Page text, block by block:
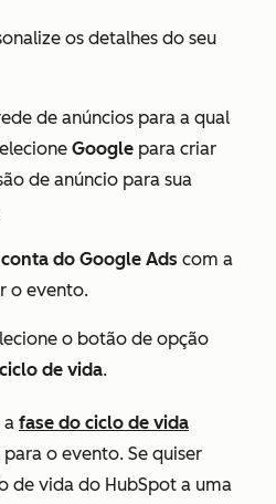
os detalhes do seu
de anúncios para a qual
Google para criar
de anúncio para sua
conta do Google Ads com a
o evento.
o botão de opção
de vida.
a fase do ciclo de vida
o evento. Se quiser
de vida do HubSpot a uma